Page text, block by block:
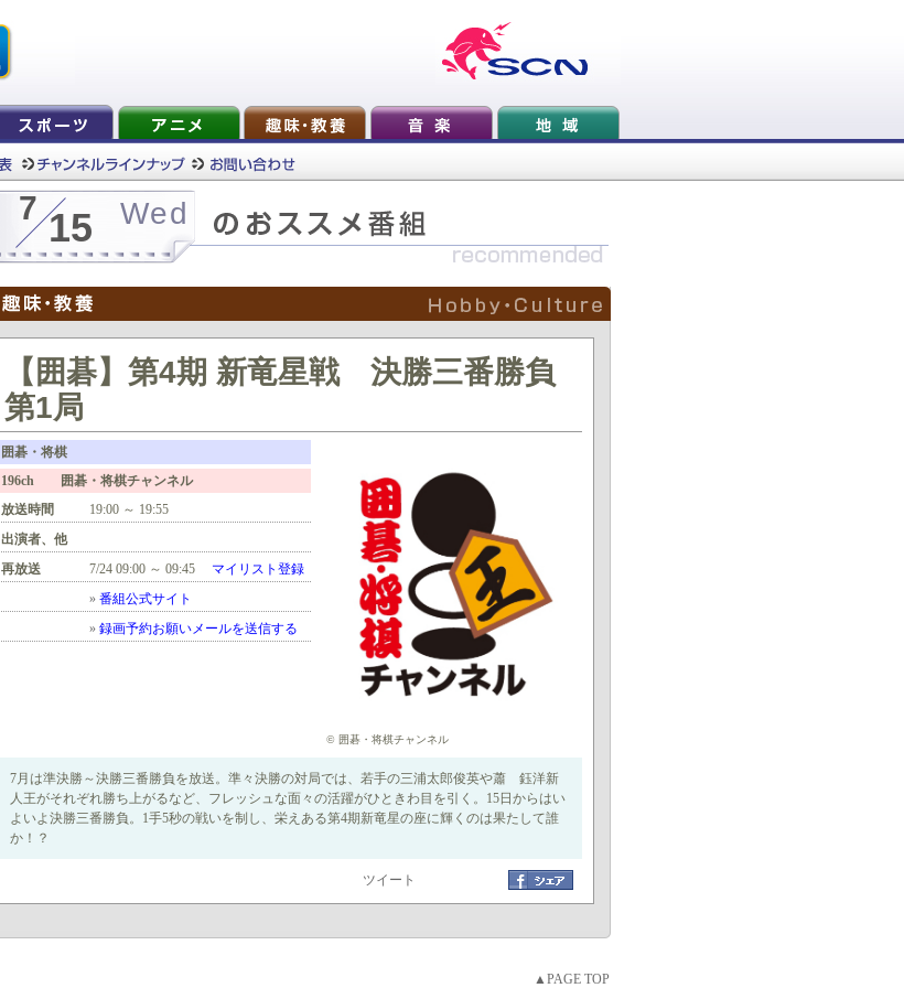
7 15 Wed
【囲碁】第4期 新竜星戦 決勝三番勝負
第1局
囲碁・将棋
196ch 囲碁・将棋チャンネル
放送時間
19:00 ～ 19:55
出演者、他
再放送
7/24 09:00 ～ 09:45 マイリスト登録
» 番組公式サイト
» 録画予約お願いメールを送信する
© 囲碁・将棋チャンネル
7月は準決勝～決勝三番勝負を放送。準々決勝の対局では、若手の三浦太郎俊英や蕭 鈺洋新
人王がそれぞれ勝ち上がるなど、フレッシュな面々の活躍がひときわ目を引く。15日からはい
よいよ決勝三番勝負。1手5秒の戦いを制し、栄えある第4期新竜星の座に輝くのは果たして誰
か！？
ツイート
▲PAGE TOP